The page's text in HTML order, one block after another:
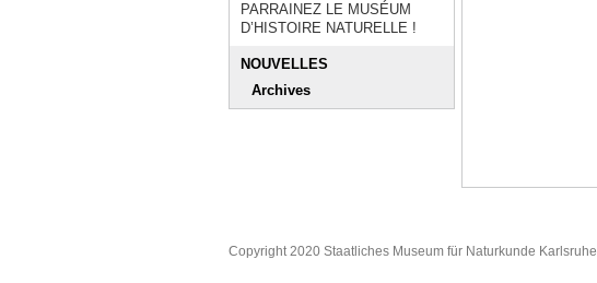
PARRAINEZ LE MUSÉUM
D’HISTOIRE NATURELLE !
NOUVELLES
Archives
Copyright 2020 Staatliches Museum für Naturkunde Karlsruhe